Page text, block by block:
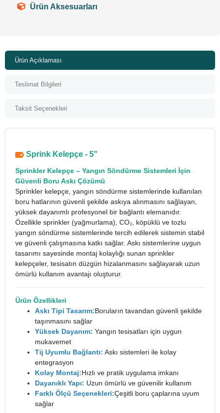
Ürün Aksesuarları
Ürün Açıklaması
Teslimat Bilgileri
Taksit Seçenekleri
Sprink Kelepçe - 5"
Sprinkler Kelepçe – Yangın Söndürme Sistemleri İçin
Güvenli Boru Askı Çözümü
Sprinkler kelepçe, yangın söndürme sistemlerinde kullanılan
boru hatlarının güvenli şekilde askıya alınmasını sağlayan,
yüksek dayanımlı profesyonel bir bağlantı elemanıdır.
Özellikle sprinkler (yağmurlama), CO₂, köpüklü ve tozlu
yangın söndürme sistemlerinde tercih edilerek sistemin stabil
ve güvenli çalışmasına katkı sağlar. Askı sistemlerine uygun
tasarımı sayesinde montaj kolaylığı sunan sprinkler
kelepçeler, tesisatın düzgün hizalanmasını sağlayarak uzun
ömürlü kullanım avantajı oluşturur.
Ürün Özellikleri
Askı Tipi Tasarım:Boruların tavandan güvenli şekilde
taşınmasını sağlar
Yüksek Dayanım: Yangın tesisatları için uygun
mukavemet
Tij Uyumlu Bağlantı: Askı sistemleri ile kolay
entegrasyon
Kolay Montaj:Hızlı ve pratik uygulama imkanı
Dayanıklı Yapı: Uzun ömürlü ve güvenilir kullanım
Farklı Ölçü Seçenekleri:Çeşitli boru çaplarına uyum
sağlar